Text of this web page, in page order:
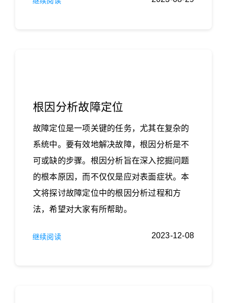
根因分析故障定位
故障定位是一项关键的任务，尤其在复杂的
系统中。要有效地解决故障，根因分析是不
可或缺的步骤。根因分析旨在深入挖掘问题
的根本原因，而不仅仅是应对表面症状。本
文将探讨故障定位中的根因分析过程和方
法，希望对大家有所帮助。
2023-12-08
继续阅读